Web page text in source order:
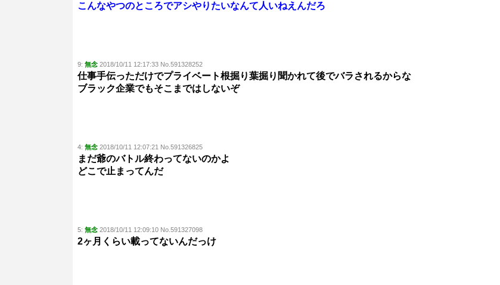
こんなやつのところでアシやりたいなんて人いねえんだろ
9: 無念 2018/10/11 12:17:33 No.591328252
仕事手伝っただけでプライベート根掘り葉掘り聞かれて後でバラされるからな
ブラック企業でもそこまではしないぞ
4: 無念 2018/10/11 12:07:21 No.591326825
まだ爺のバトル終わってないのかよ
どこで止まってんだ
5: 無念 2018/10/11 12:09:10 No.591327098
2ヶ月くらい載ってないんだっけ